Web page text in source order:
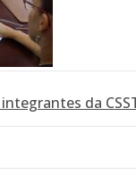
da